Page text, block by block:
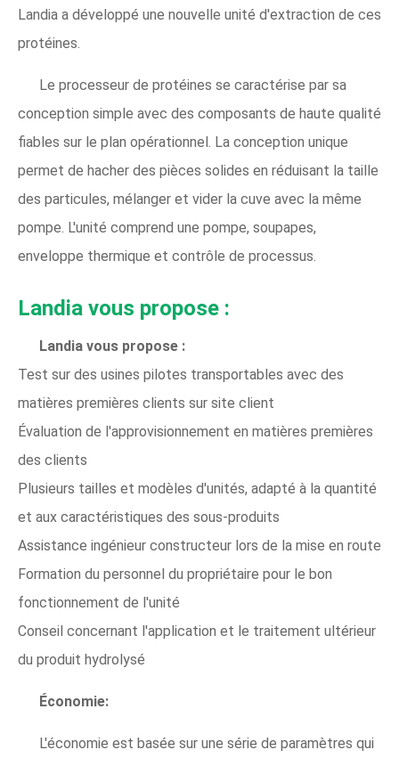
Landia a développé une nouvelle unité d'extraction de ces
protéines.
Le processeur de protéines se caractérise par sa
conception simple avec des composants de haute qualité
fiables sur le plan opérationnel. La conception unique
permet de hacher des pièces solides en réduisant la taille
des particules, mélanger et vider la cuve avec la même
pompe. L'unité comprend une pompe, soupapes,
enveloppe thermique et contrôle de processus.
Landia vous propose :
Landia vous propose :
Test sur des usines pilotes transportables avec des
matières premières clients sur site client
Évaluation de l'approvisionnement en matières premières
des clients
Plusieurs tailles et modèles d'unités, adapté à la quantité
et aux caractéristiques des sous-produits
Assistance ingénieur constructeur lors de la mise en route
Formation du personnel du propriétaire pour le bon
fonctionnement de l'unité
Conseil concernant l'application et le traitement ultérieur
du produit hydrolysé
Économie:
L'économie est basée sur une série de paramètres qui